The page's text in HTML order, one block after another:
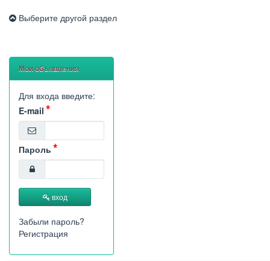
Выберите другой раздел
Мои объявления
Для входа введите:
E-mail
Пароль
вход
Забыли пароль?
Регистрация